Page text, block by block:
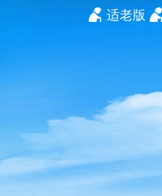
适老版